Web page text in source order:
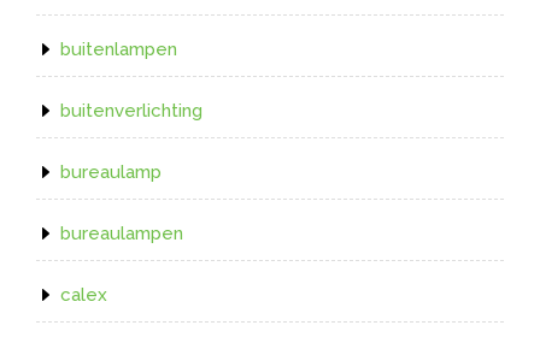
buitenlampen
buitenverlichting
bureaulamp
bureaulampen
calex